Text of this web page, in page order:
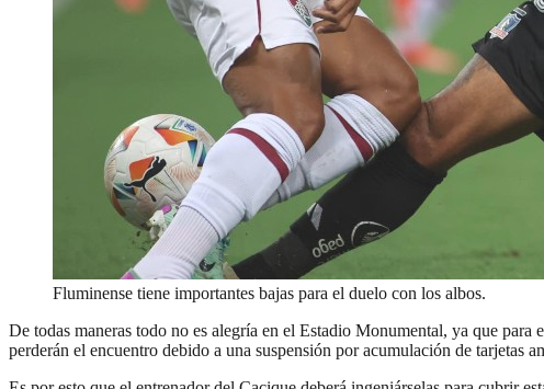
Fluminense tiene importantes bajas para el duelo con los albos.
De todas maneras todo no es alegría en el Estadio Monumental, ya que
perderán el encuentro debido a una suspensión por acumulación de tarjetas